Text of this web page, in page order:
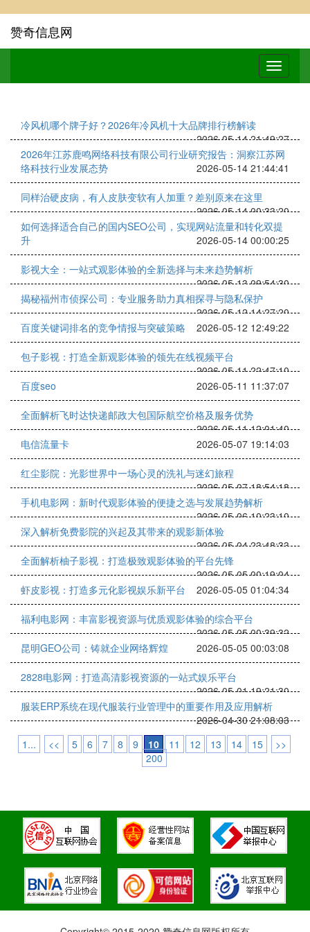
赞奇信息网
冷风机哪个牌子好？2026年冷风机十大品牌排行榜解读
2026-05-14 21:49:27
2026年江苏鹿鸣网络科技有限公司行业研究报告：洞察江苏网
络科技行业发展态势
2026-05-14 21:44:41
同样治硬皮病，有人皮肤变软有人加重？差别原来在这里
2026-05-14 00:33:20
如何选择适合自己的国内SEO公司，实现网站流量和转化双提
升
2026-05-14 00:00:25
影视大全：一站式观影体验的全新选择与未来趋势解析
2026-05-13 09:54:30
揭秘福州市侦探公司：专业服务助力真相探寻与隐私保护
2026-05-12 14:27:20
百度关键词排名的竞争情报与突破策略
2026-05-12 12:49:22
包子影视：打造全新观影体验的领先在线视频平台
2026-05-11 22:47:10
百度seo
2026-05-11 11:37:07
全面解析飞时达快递邮政大包国际航空价格及服务优势
2026-05-11 12:01:40
电信流量卡
2026-05-07 19:14:03
红尘影院：光影世界中一场心灵的洗礼与迷幻旅程
2026-05-07 18:54:18
手机电影网：新时代观影体验的便捷之选与发展趋势解析
2026-05-06 10:23:10
深入解析免费影院的兴起及其带来的观影新体验
2026-05-04 23:48:33
全面解析柚子影视：打造极致观影体验的平台先锋
2026-05-05 00:19:04
虾皮影视：打造多元化影视娱乐新平台
2026-05-05 01:04:34
福利电影网：丰富影视资源与优质观影体验的综合平台
2026-05-05 00:39:32
昆明GEO公司：铸就企业网络辉煌
2026-05-05 00:03:08
2828电影网：打造高清影视资源的一站式娱乐平台
2026-05-01 19:21:30
服装ERP系统在现代服装行业管理中的重要作用及应用解析
2026-04-30 21:08:03
1...
<< 5 6 7 8 9 10 11 12 13 14 15
>>
200